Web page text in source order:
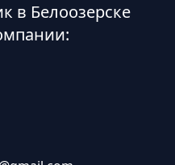
в Белоозерске